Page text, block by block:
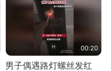
00:20
男子偶遇路灯螺丝发红